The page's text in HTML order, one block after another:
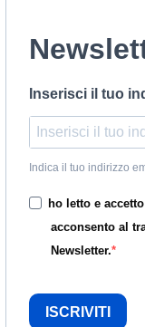
Inserisci il tuo
Indica il tuo indirizzo
ho letto e
acconsento al
Newsletter.
ISCRIVITI